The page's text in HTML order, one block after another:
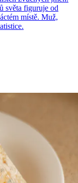
světa figuruje od
místě. Muž,